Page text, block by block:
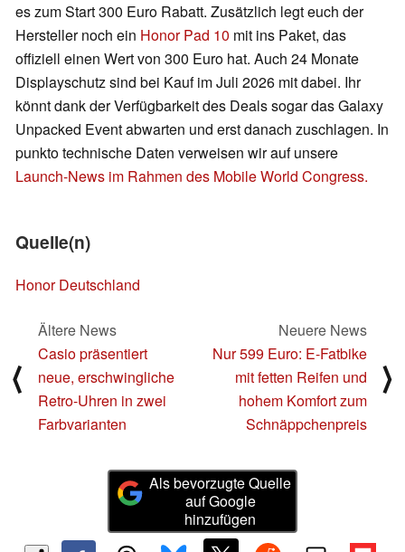
es zum Start 300 Euro Rabatt. Zusätzlich legt euch der
Hersteller noch ein Honor Pad 10 mit ins Paket, das
offiziell einen Wert von 300 Euro hat. Auch 24 Monate
Displayschutz sind bei Kauf im Juli 2026 mit dabei. Ihr
könnt dank der Verfügbarkeit des Deals sogar das Galaxy
Unpacked Event abwarten und erst danach zuschlagen. In
punkto technische Daten verweisen wir auf unsere
Launch-News im Rahmen des Mobile World Congress.
Quelle(n)
Honor Deutschland
⟨
Ältere News
Casio präsentiert
neue, erschwingliche
Retro-Uhren in zwei
Farbvarianten
Neuere News
Nur 599 Euro: E-Fatbike
mit fetten Reifen und
hohem Komfort zum
Schnäppchenpreis
⟩
Als bevorzugte Quelle
auf Google
hinzufügen